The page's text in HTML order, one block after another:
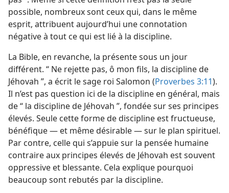
possible, nombreux sont ceux qui, dans le même
esprit, attribuent aujourd’hui une connotation
négative à tout ce qui est lié à la discipline.
La Bible, en revanche, la présente sous un jour
différent. “ Ne rejette pas, ô mon fils, la discipline de
Jéhovah ”, a écrit le sage roi Salomon (Proverbes 3:11).
Il n’est pas question ici de la discipline en général, mais
de “ la discipline de Jéhovah ”, fondée sur ses principes
élevés. Seule cette forme de discipline est fructueuse,
bénéfique — et même désirable — sur le plan spirituel.
Par contre, celle qui s’appuie sur la pensée humaine
contraire aux principes élevés de Jéhovah est souvent
oppressive et blessante. Cela explique pourquoi
beaucoup sont rebutés par la discipline.